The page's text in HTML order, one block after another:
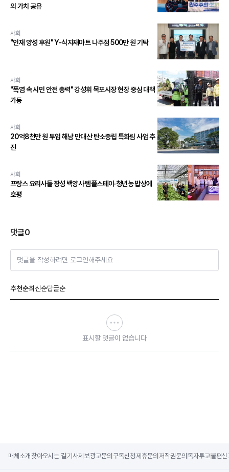
의 가치 공유
사회
"인재 양성 후원" Y-식자재마트 나주점 500만 원 기탁
사회
"폭염 속 시민 안전 총력" 강성휘 목포시장 현장 중심 대책
가동
사회
20억8천만 원 투입 해남 만대산 탄소중립 특화림 사업 추
진
사회
프랑스 요리사들 장성 백양사 템플스테이·청년농 밥상에
호평
댓글0
댓글을 작성하려면 로그인해주세요
추천순최신순답글순
표시할 댓글이 없습니다
매체소개 찾아오시는 길기사제보광고문의 구독신청제휴문의 저작권문의 독자투고불편신